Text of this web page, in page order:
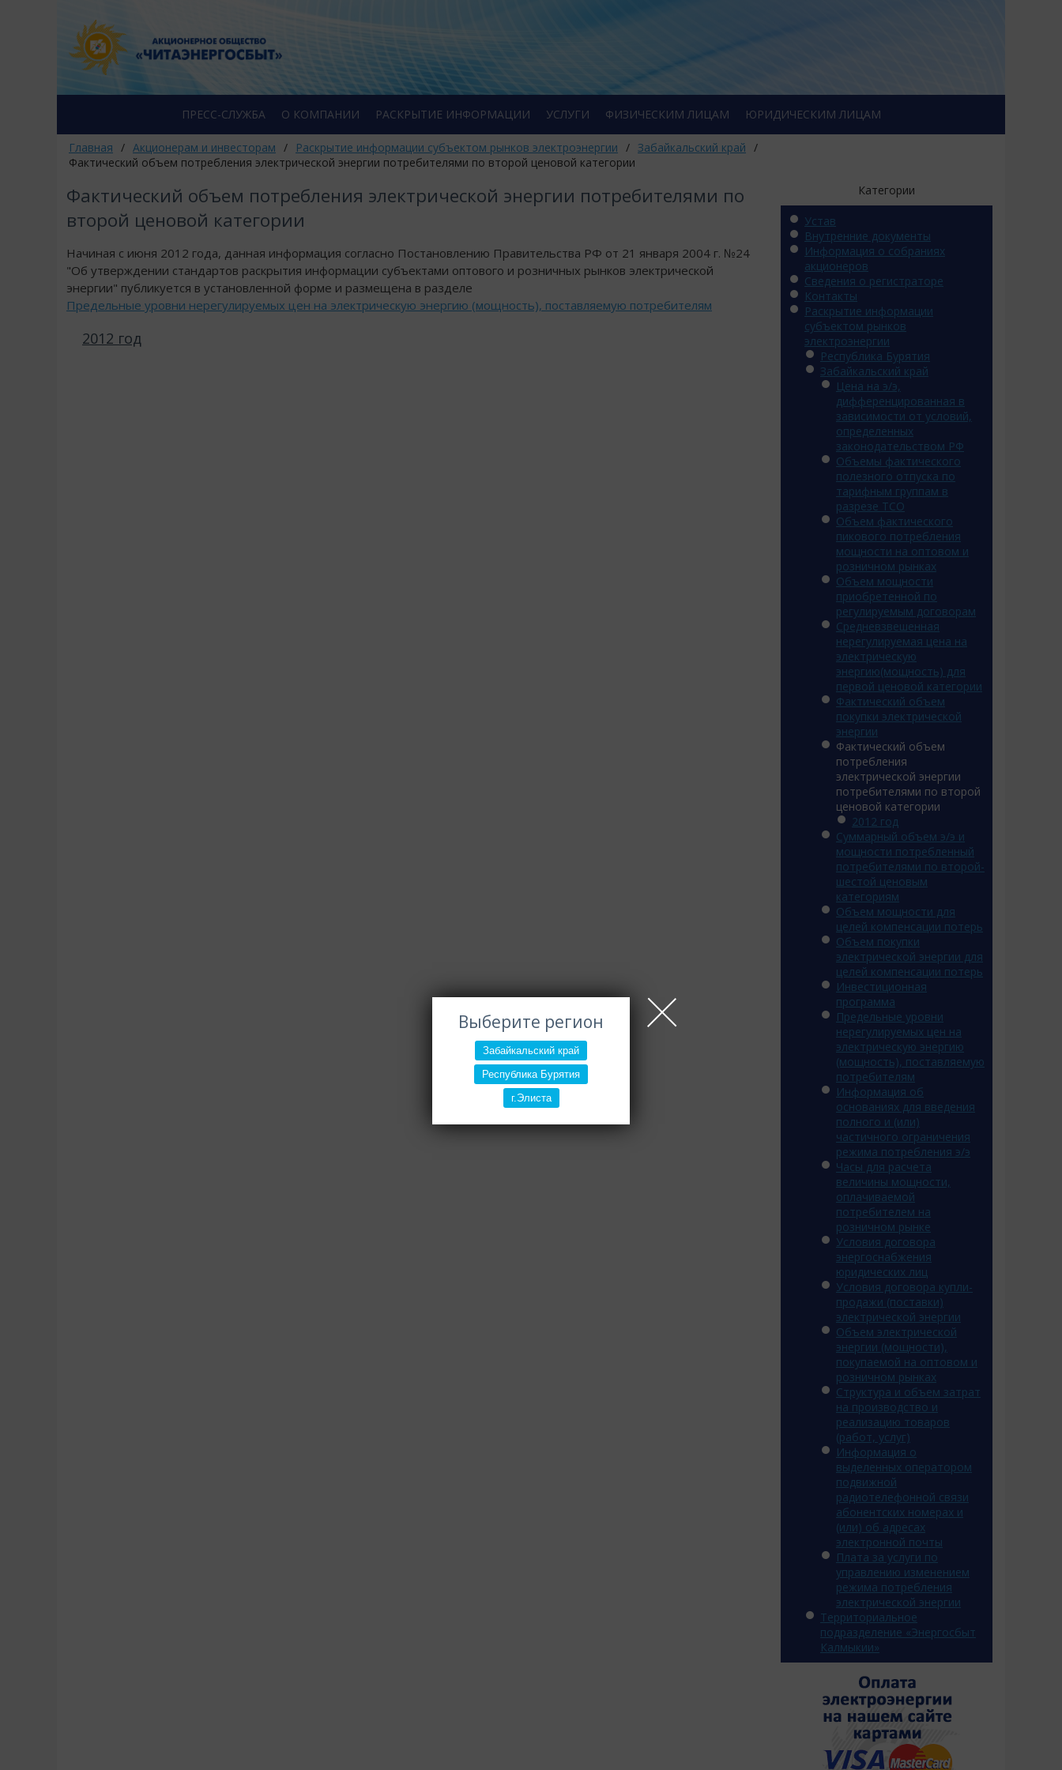
Выберите регион
Забайкальский край
Республика Бурятия
г.Элиста
ПРЕСС-СЛУЖБА О КОМПАНИИ РАСКРЫТИЕ ИНФОРМАЦИИ УСЛУГИ ФИЗИЧЕСКИМ ЛИЦАМ ЮРИДИЧЕСКИМ ЛИЦАМ
Главная / Акционерам и инвесторам / Раскрытие информации субъектом рынков электроэнергии / Забайкальский край /
Фактический объем потребления электрической энергии потребителями по второй ценовой категории
Фактический объем потребления электрической энергии потребителями по
второй ценовой категории
Начиная с июня 2012 года, данная информация согласно Постановлению Правительства РФ от 21 января 2004 г. №24
"Об утверждении стандартов раскрытия информации субъектами оптового и розничных рынков электрической
энергии" публикуется в установленной форме и размещена в разделе
Предельные уровни нерегулируемых цен на электрическую энергию (мощность), поставляемую потребителям
2012 год
Категории
Устав
Внутренние документы
Информация о собраниях
акционеров
Сведения о регистраторе
Контакты
Раскрытие информации
субъектом рынков
электроэнергии
Республика Бурятия
Забайкальский край
Цена на э/э,
дифференцированная в
зависимости от условий,
определенных
законодательством РФ
Объемы фактического
полезного отпуска по
тарифным группам в
разрезе ТСО
Объем фактического
пикового потребления
мощности на оптовом и
розничном рынках
Объем мощности
приобретенной по
регулируемым договорам
Средневзвешенная
нерегулируемая цена на
электрическую
энергию(мощность) для
первой ценовой категории
Фактический объем
покупки электрической
энергии
Фактический объем
потребления
электрической энергии
потребителями по второй
ценовой категории
2012 год
Суммарный объем э/э и
мощности потребленный
потребителями по второй-
шестой ценовым
категориям
Объем мощности для
целей компенсации потерь
Объем покупки
электрической энергии для
целей компенсации потерь
Инвестиционная
программа
Предельные уровни
нерегулируемых цен на
электрическую энергию
(мощность), поставляемую
потребителям
Информация об
основаниях для введения
полного и (или)
частичного ограничения
режима потребления э/э
Часы для расчета
величины мощности,
оплачиваемой
потребителем на
розничном рынке
Условия договора
энергоснабжения
юридических лиц
Условия договора купли-
продажи (поставки)
электрической энергии
Объем электрической
энергии (мощности),
покупаемой на оптовом и
розничном рынках
Структура и объем затрат
на производство и
реализацию товаров
(работ, услуг)
Информация о
выделенных оператором
подвижной
радиотелефонной связи
абонентских номерах и
(или) об адресах
электронной почты
Плата за услуги по
управлению изменением
режима потребления
электрической энергии
Территориальное
подразделение «Энергосбыт
Калмыкии»